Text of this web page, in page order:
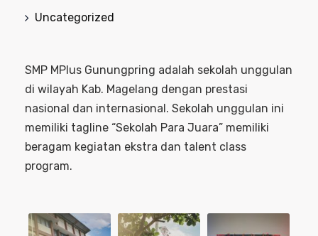
Uncategorized
SMP MPlus Gunungpring adalah sekolah unggulan
di wilayah Kab. Magelang dengan prestasi
nasional dan internasional. Sekolah unggulan ini
memiliki tagline “Sekolah Para Juara” memiliki
beragam kegiatan ekstra dan talent class
program.